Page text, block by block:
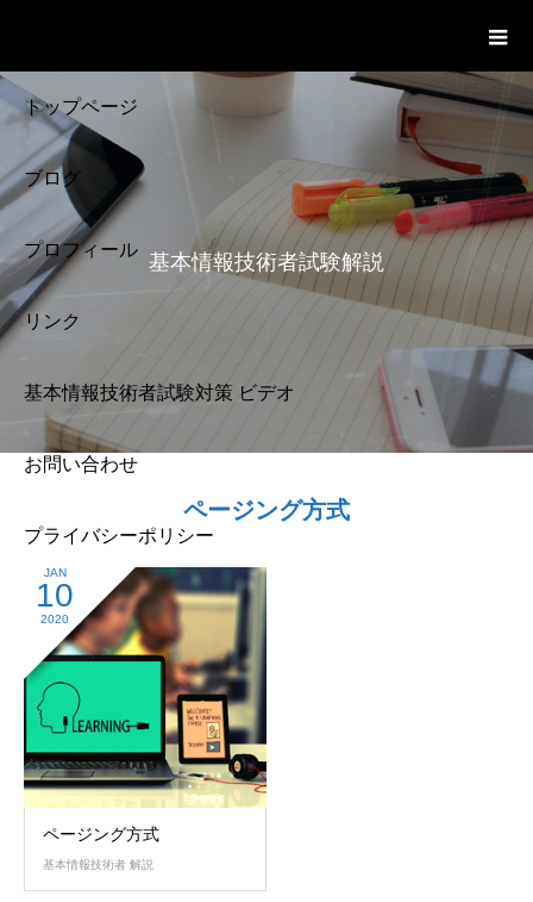
トップページ
ブログ
プロフィール
リンク
基本情報技術者試験対策 ビデオ
お問い合わせ
プライバシーポリシー
基本情報技術者試験解説
ページング方式
JAN
10
2020
ページング方式
基本情報技術者 解説